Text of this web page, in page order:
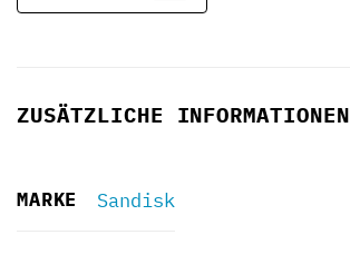
ZUSÄTZLICHE INFORMATIONEN
MARKE Sandisk